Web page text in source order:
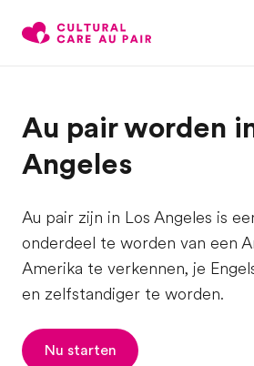
Au pair worden
Angeles
Au pair zijn in Los Angeles is
onderdeel te worden van een
Amerika te verkennen, je
en zelfstandiger te worden.
Nu starten